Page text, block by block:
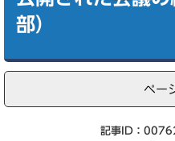
部）
ペー
記事ID：